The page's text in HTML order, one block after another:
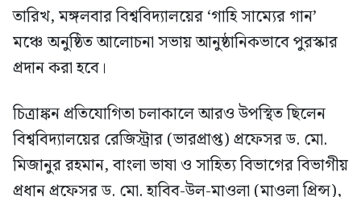
তারিখ, মঙ্গলবার বিশ্ববিদ্যালয়ের ‘গাহি সাম্যের গান’
মঞ্চে অনুষ্ঠিত আলোচনা সভায় আনুষ্ঠানিকভাবে পুরস্কার
প্রদান করা হবে।
চিত্রাঙ্কন প্রতিযোগিতা চলাকালে আরও উপস্থিত ছিলেন
বিশ্ববিদ্যালয়ের রেজিস্ট্রার (ভারপ্রাপ্ত) প্রফেসর ড. মো.
মিজানুর রহমান, বাংলা ভাষা ও সাহিত্য বিভাগের বিভাগীয়
প্রধান প্রফেসর ড. মো. হাবিব-উল-মাওলা (মাওলা প্রিন্স),